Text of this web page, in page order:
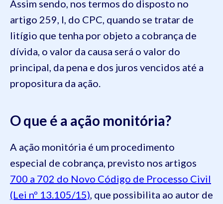
Assim sendo, nos termos do disposto no
artigo 259, I, do CPC, quando se tratar de
litígio que tenha por objeto a cobrança de
dívida, o valor da causa será o valor do
principal, da pena e dos juros vencidos até a
propositura da ação.
O que é a ação monitória?
A ação monitória é um procedimento
especial de cobrança, previsto nos artigos
700 a 702 do Novo Código de Processo Civil
(Lei nº 13.105/15), que possibilita ao autor de